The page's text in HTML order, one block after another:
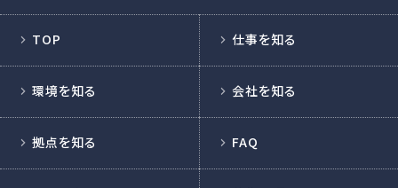
TOP 仕事を知る
環境を知る 会社を知る
拠点を知る FAQ